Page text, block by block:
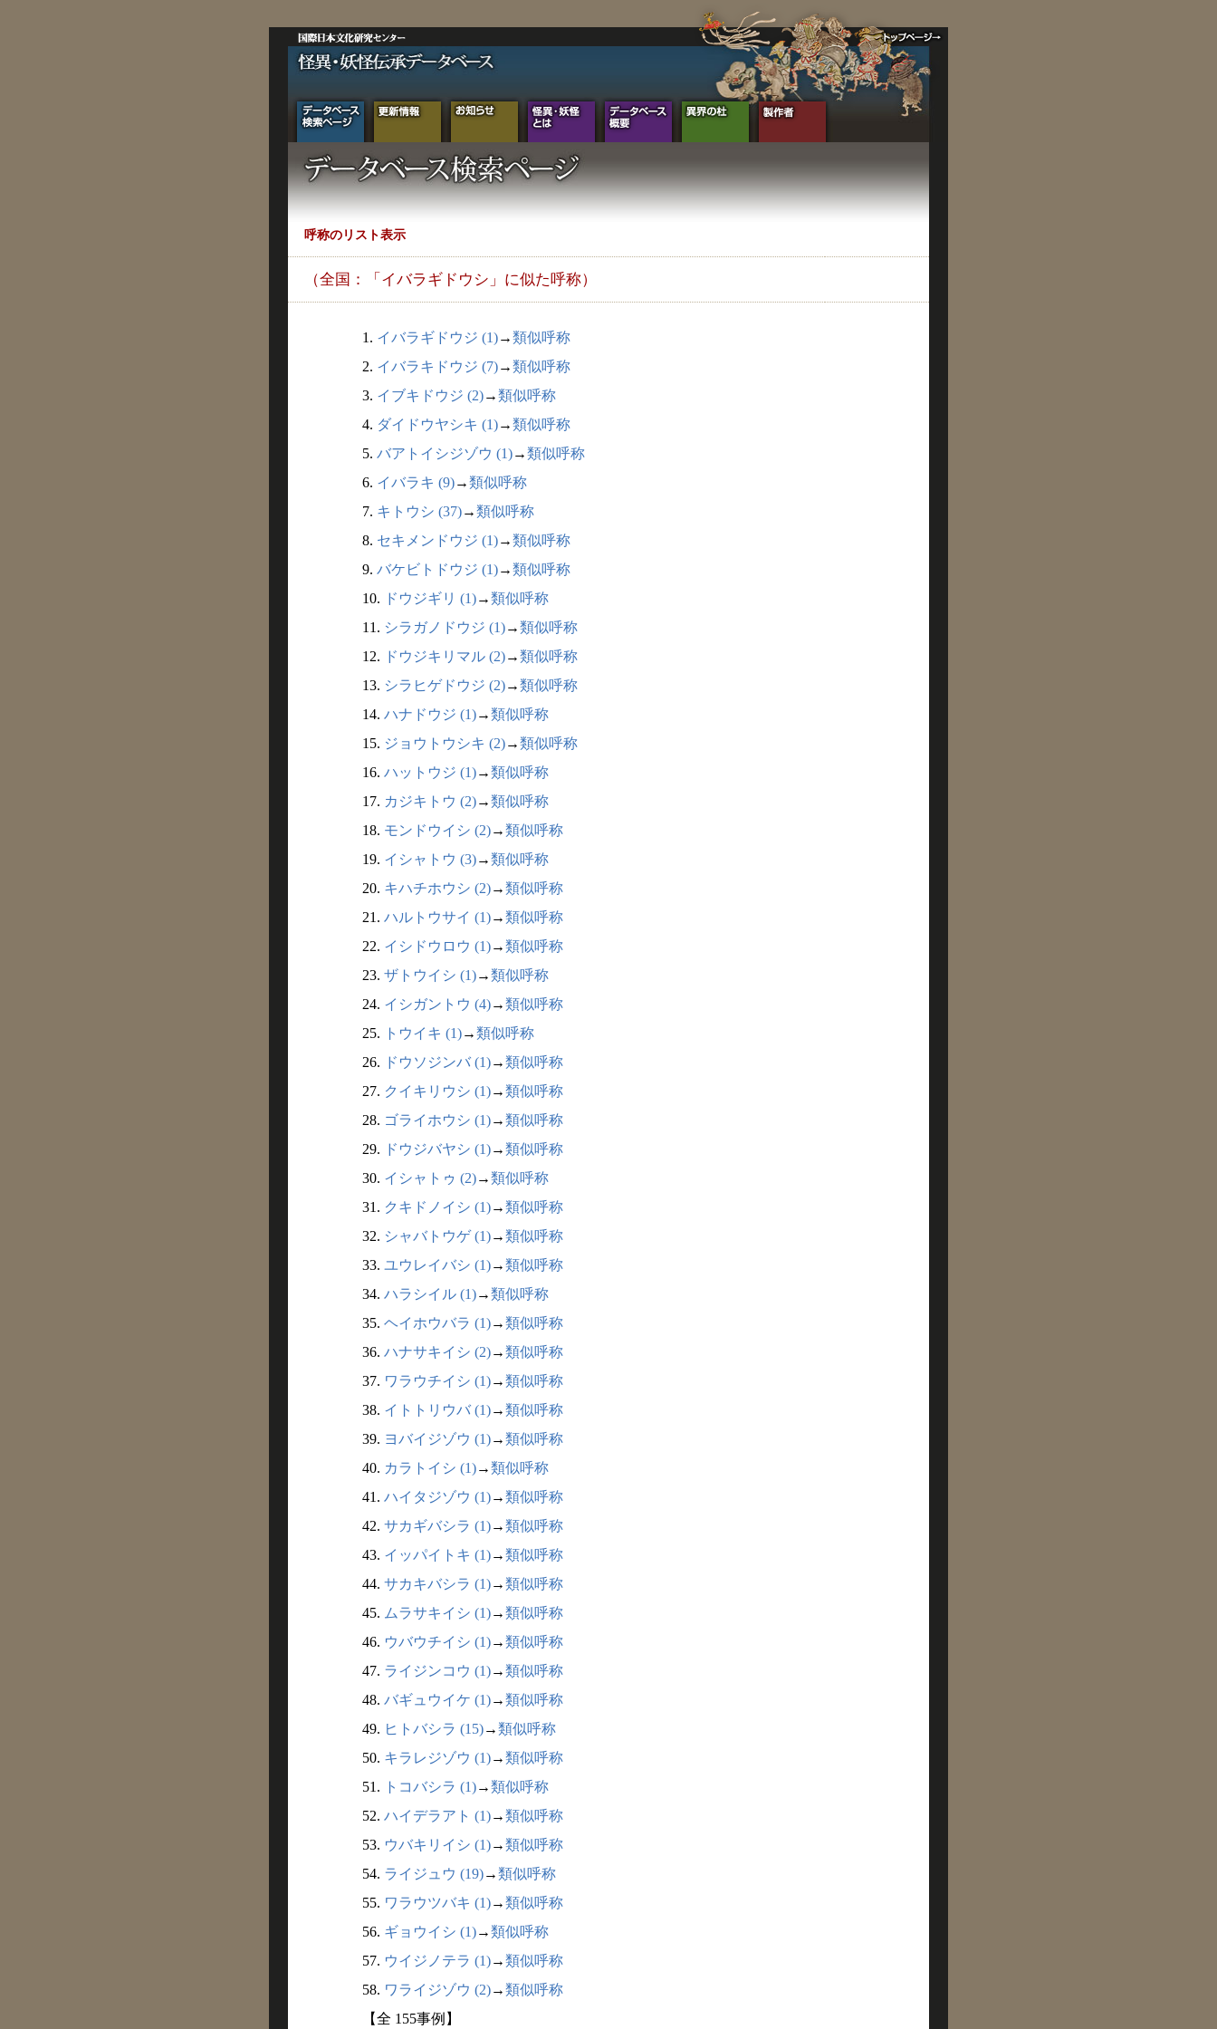
呼称のリスト表示
（全国：「イバラギドウシ」に似た呼称）
1. イバラギドウジ (1)→類似呼称
2. イバラキドウジ (7)→類似呼称
3. イブキドウジ (2)→類似呼称
4. ダイドウヤシキ (1)→類似呼称
5. バアトイシジゾウ (1)→類似呼称
6. イバラキ (9)→類似呼称
7. キトウシ (37)→類似呼称
8. セキメンドウジ (1)→類似呼称
9. バケビトドウジ (1)→類似呼称
10. ドウジギリ (1)→類似呼称
11. シラガノドウジ (1)→類似呼称
12. ドウジキリマル (2)→類似呼称
13. シラヒゲドウジ (2)→類似呼称
14. ハナドウジ (1)→類似呼称
15. ジョウトウシキ (2)→類似呼称
16. ハットウジ (1)→類似呼称
17. カジキトウ (2)→類似呼称
18. モンドウイシ (2)→類似呼称
19. イシャトウ (3)→類似呼称
20. キハチホウシ (2)→類似呼称
21. ハルトウサイ (1)→類似呼称
22. イシドウロウ (1)→類似呼称
23. ザトウイシ (1)→類似呼称
24. イシガントウ (4)→類似呼称
25.
トウイキ (1)→類似呼称
26. ドウソジンバ (1)→類似呼称
27. クイキリウシ (1)→類似呼称
28. ゴライホウシ (1)→類似呼称
29. ドウジバヤシ (1)→類似呼称
30. イシャトゥ (2)→類似呼称
31. クキドノイシ (1)→類似呼称
32. シャバトウゲ (1)→類似呼称
33. ユウレイバシ (1)→類似呼称
34. ハラシイル (1)→類似呼称
35. ヘイホウバラ (1)→類似呼称
36. ハナサキイシ (2)→類似呼称
37. ワラウチイシ (1)→類似呼称
38. イトトリウバ (1)→類似呼称
39. ヨバイジゾウ (1)→類似呼称
40. カラトイシ (1)→類似呼称
41. ハイタジゾウ (1)→類似呼称
42. サカギバシラ (1)→類似呼称
43. イッパイトキ (1)→類似呼称
44. サカキバシラ (1)→類似呼称
45. ムラサキイシ (1)→類似呼称
46. ウバウチイシ (1)→類似呼称
47. ライジンコウ (1)→類似呼称
48. バギュウイケ (1)→類似呼称
49. ヒトバシラ (15)→類似呼称
50. キラレジゾウ (1)→類似呼称
51.
トコバシラ (1)→類似呼称
52. ハイデラアト (1)→類似呼称
53. ウバキリイシ (1)→類似呼称
54. ライジュウ (19)→類似呼称
55. ワラウツバキ (1)→類似呼称
56. ギョウイシ (1)→類似呼称
57. ウイジノテラ (1)→類似呼称
58. ワライジゾウ (2)→類似呼称
【全 155事例】